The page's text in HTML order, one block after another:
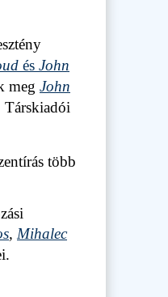
és John
meg John
több
, Mihalec